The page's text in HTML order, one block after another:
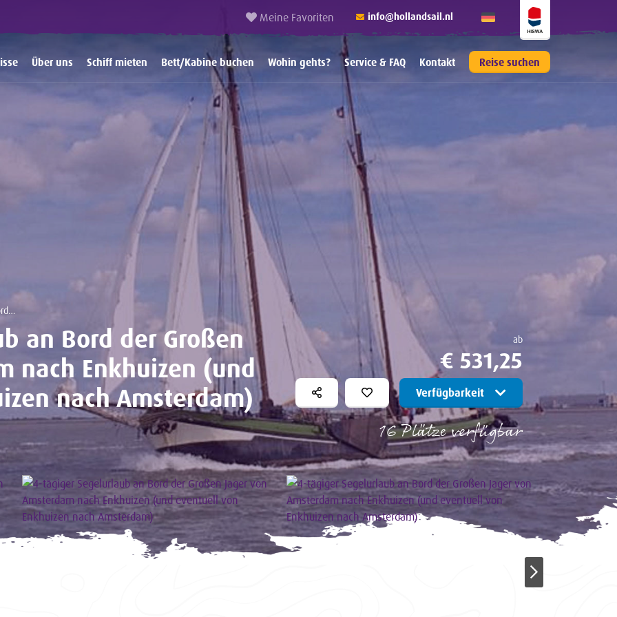
Meine Favoriten info@hollandsail.nl
Über uns Schiff mieten Bett/Kabine buchen Wohin gehts? Service & FAQ Kontakt Reise suchen
an Bord der Großen
nach Enkhuizen (und
nach Amsterdam)
ab
€ 531,25
Verfügbarkeit
16 Plätze verfügbar